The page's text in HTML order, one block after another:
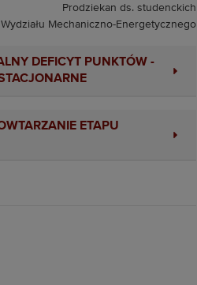
Prodziekan ds. studenckich
Mechaniczno-Energetycznego
DEFICYT PUNKTÓW -
ETAPU